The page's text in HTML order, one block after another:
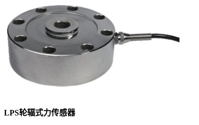
LPS轮辐式力传感器